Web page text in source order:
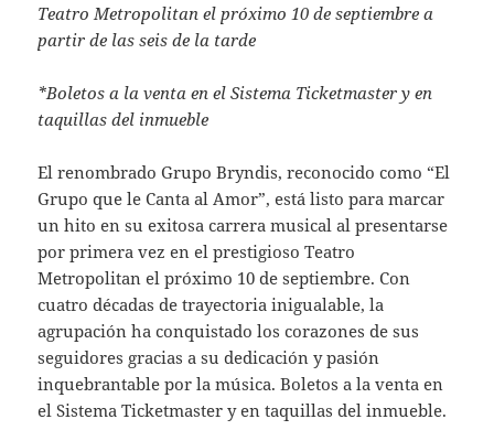
Teatro Metropolitan el próximo 10 de septiembre a
partir de las seis de la tarde
*Boletos a la venta en el Sistema Ticketmaster y en
taquillas del inmueble
El renombrado Grupo Bryndis, reconocido como “El
Grupo que le Canta al Amor”, está listo para marcar
un hito en su exitosa carrera musical al presentarse
por primera vez en el prestigioso Teatro
Metropolitan el próximo 10 de septiembre. Con
cuatro décadas de trayectoria inigualable, la
agrupación ha conquistado los corazones de sus
seguidores gracias a su dedicación y pasión
inquebrantable por la música. Boletos a la venta en
el Sistema Ticketmaster y en taquillas del inmueble.